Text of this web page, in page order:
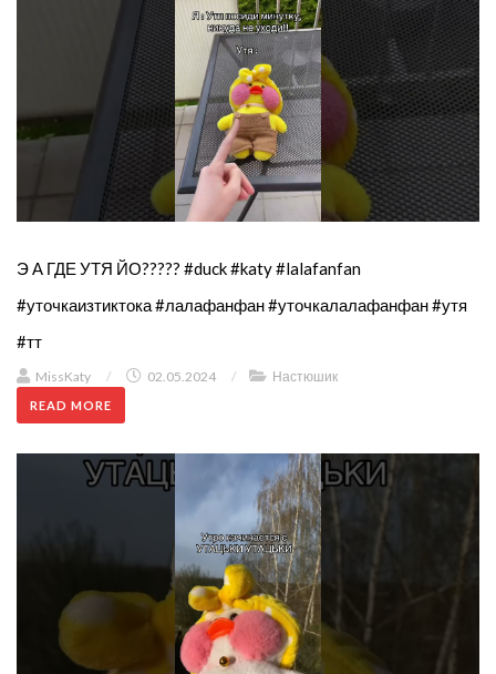
Э А ГДЕ УТЯ ЙО????? #duck #katy #lalafanfan
#уточкаизтиктока #лалафанфан #уточкалалафанфан #утя
#тт
MissKaty / 02.05.2024 / Настюшик
READ MORE